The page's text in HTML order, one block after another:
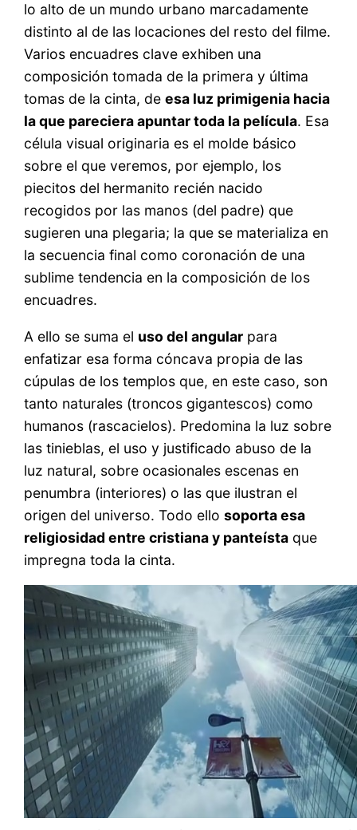
lo alto de un mundo urbano marcadamente
distinto al de las locaciones del resto del filme.
Varios encuadres clave exhiben una
composición tomada de la primera y última
tomas de la cinta, deesa luz primigenia hacia
la que pareciera apuntar toda la película. Esa
célula visual originaria es el molde básico
sobre el que veremos, por ejemplo, los
piecitos del hermanito recién nacido
recogidos por las manos (del padre) que
sugieren una plegaria; la que se materializa en
la secuencia final como coronación de una
sublime tendencia en la composición de los
encuadres.
A ello se suma el uso del angular para
enfatizar esa forma cóncava propia de las
cúpulas de los templos que, en este caso, son
tanto naturales (troncos gigantescos) como
humanos (rascacielos). Predomina la luz sobre
las tinieblas, el uso y justificado abuso de la
luz natural, sobre ocasionales escenas en
penumbra (interiores) o las que ilustran el
origen del universo. Todo ellosoporta esa
religiosidad entre cristiana y panteísta que
impregna toda la cinta.